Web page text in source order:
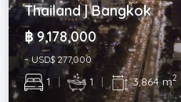
Thailand | Bangkok
฿ 9,178,000
~ USD$ 277,000
1 | 1 | 3,864 m2